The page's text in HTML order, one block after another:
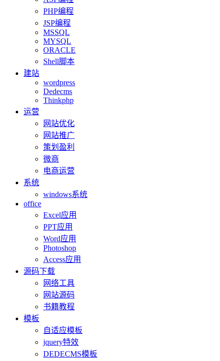
PHP编程
JSP编程
MSSQL
MYSQL
ORACLE
Shell脚本
建站
wordpress
Dedecms
Thinkphp
运营
网站优化
网站推广
策划盈利
微商
电商运营
系统
windows系统
office
Excel应用
PPT应用
Word应用
Photoshop
Access应用
源码下载
网络工具
网站源码
书籍教程
模板
自适应模板
jquery特效
DEDECMS模板